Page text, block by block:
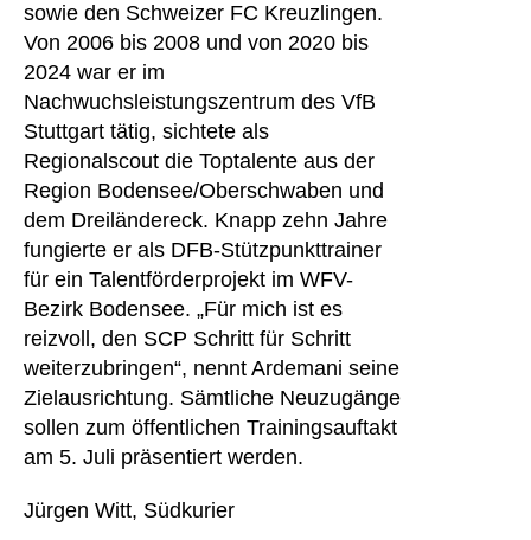
sowie den Schweizer FC Kreuzlingen.
Von 2006 bis 2008 und von 2020 bis
2024 war er im
Nachwuchsleistungszentrum des VfB
Stuttgart tätig, sichtete als
Regionalscout die Toptalente aus der
Region Bodensee/Oberschwaben und
dem Dreiländereck. Knapp zehn Jahre
fungierte er als DFB-Stützpunkttrainer
für ein Talentförderprojekt im WFV-
Bezirk Bodensee. „Für mich ist es
reizvoll, den SCP Schritt für Schritt
weiterzubringen“, nennt Ardemani seine
Zielausrichtung. Sämtliche Neuzugänge
sollen zum öffentlichen Trainingsauftakt
am 5. Juli präsentiert werden.
Jürgen Witt, Südkurier